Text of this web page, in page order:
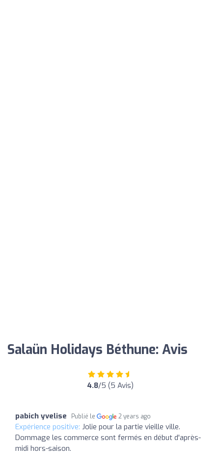
Salaün Holidays Béthune: Avis
4.8/5 (5 Avis)
pabich yvelise Publié le 2 years ago
Expérience positive: Jolie pour la partie vieille ville.
Dommage les commerce sont fermés en début d'après-
midi hors-saison.